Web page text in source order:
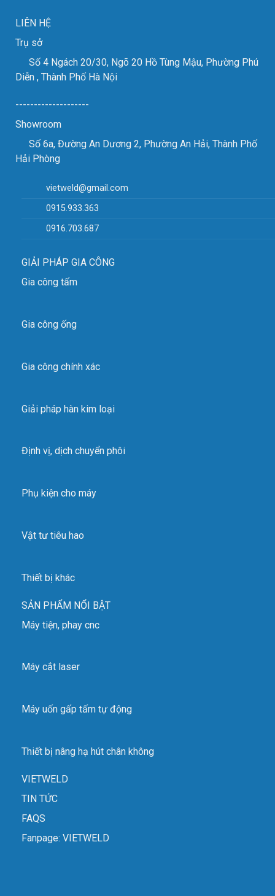
LIÊN HỆ
Trụ sở
Số 4 Ngách 20/30, Ngõ 20 Hồ Tùng Mậu, Phường Phú
Diễn , Thành Phố Hà Nội
--------------------
Showroom
Số 6a, Đường An Dương 2, Phường An Hải, Thành Phố
Hải Phòng
vietweld@gmail.com
0915.933.363
0916.703.687
GIẢI PHÁP GIA CÔNG
Gia công tấm
Gia công ống
Gia công chính xác
Giải pháp hàn kim loại
Định vị, dịch chuyển phôi
Phụ kiện cho máy
Vật tư tiêu hao
Thiết bị khác
SẢN PHẨM NỔI BẬT
Máy tiện, phay cnc
Máy cắt laser
Máy uốn gấp tấm tự động
Thiết bị nâng hạ hút chân không
VIETWELD
TIN TỨC
FAQS
Fanpage: VIETWELD